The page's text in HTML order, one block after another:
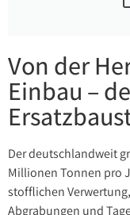
Von der
Einbau –
Der deutschlandweit
Millionen Tonnen pro
stofflichen
Abgrabungen und